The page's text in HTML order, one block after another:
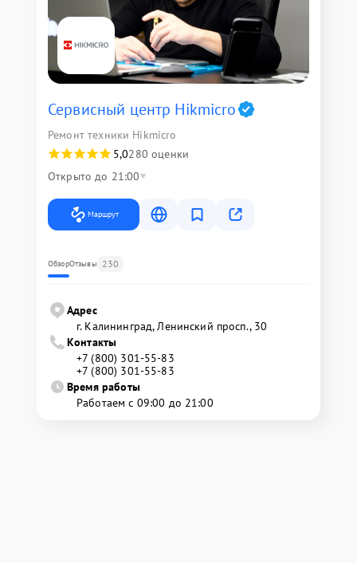
Сервисный центр Hikmicro
Ремонт техники Hikmicro
5,0280 оценки
Открыто до 21:00
Маршрут
ОбзорОтзывы 230
Адрес
г. Калининград, Ленинский просп., 30
Контакты
+7 (800) 301-55-83
+7 (800) 301-55-83
Время работы
Работаем с 09:00 до 21:00